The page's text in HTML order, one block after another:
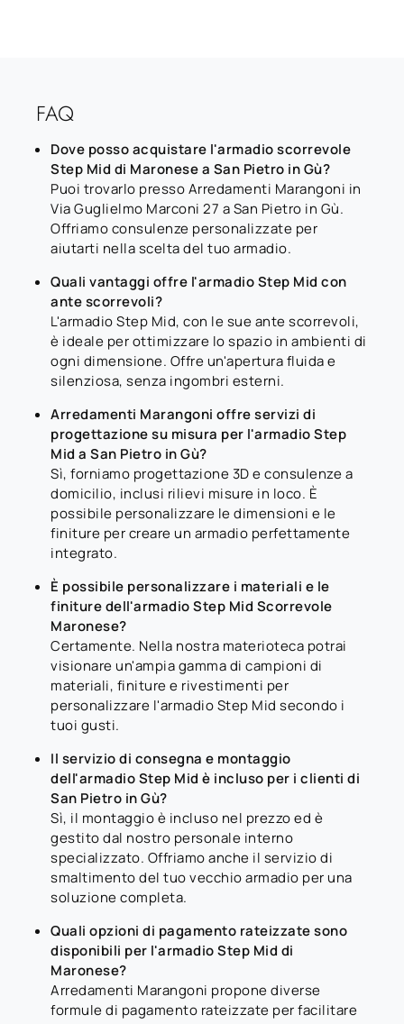
FAQ
Dove posso acquistare l'armadio scorrevole
Step Mid di Maronese a San Pietro in Gù?
Puoi trovarlo presso Arredamenti Marangoni in
Via Guglielmo Marconi 27 a San Pietro in Gù.
Offriamo consulenze personalizzate per
aiutarti nella scelta del tuo armadio.
Quali vantaggi offre l'armadio Step Mid con
ante scorrevoli?
L'armadio Step Mid, con le sue ante scorrevoli,
è ideale per ottimizzare lo spazio in ambienti di
ogni dimensione. Offre un'apertura fluida e
silenziosa, senza ingombri esterni.
Arredamenti Marangoni offre servizi di
progettazione su misura per l'armadio Step
Mid a San Pietro in Gù?
Sì, forniamo progettazione 3D e consulenze a
domicilio, inclusi rilievi misure in loco. È
possibile personalizzare le dimensioni e le
finiture per creare un armadio perfettamente
integrato.
È possibile personalizzare i materiali e le
finiture dell'armadio Step Mid Scorrevole
Maronese?
Certamente. Nella nostra materioteca potrai
visionare un'ampia gamma di campioni di
materiali, finiture e rivestimenti per
personalizzare l'armadio Step Mid secondo i
tuoi gusti.
Il servizio di consegna e montaggio
dell'armadio Step Mid è incluso per i clienti di
San Pietro in Gù?
Sì, il montaggio è incluso nel prezzo ed è
gestito dal nostro personale interno
specializzato. Offriamo anche il servizio di
smaltimento del tuo vecchio armadio per una
soluzione completa.
Quali opzioni di pagamento rateizzate sono
disponibili per l'armadio Step Mid di
Maronese?
Arredamenti Marangoni propone diverse
formule di pagamento rateizzate per facilitare